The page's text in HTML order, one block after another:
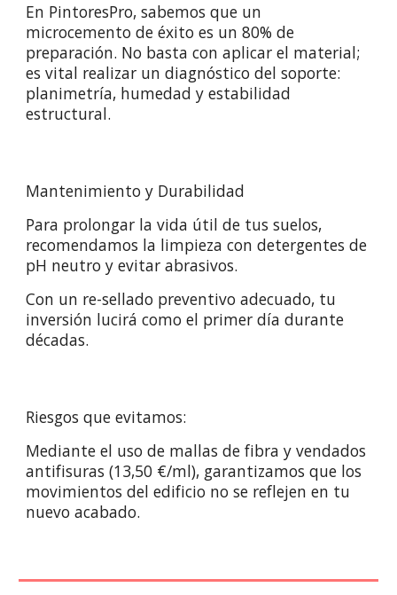
En PintoresPro, sabemos que un
microcemento de éxito es un 80% de
preparación. No basta con aplicar el material;
es vital realizar un diagnóstico del soporte:
planimetría, humedad y estabilidad
estructural.
Mantenimiento y Durabilidad
Para prolongar la vida útil de tus suelos,
recomendamos la limpieza con detergentes de
pH neutro y evitar abrasivos.
Con un re-sellado preventivo adecuado, tu
inversión lucirá como el primer día durante
décadas.
Riesgos que evitamos:
Mediante el uso de mallas de fibra y vendados
antifisuras (13,50 €/ml), garantizamos que los
movimientos del edificio no se reflejen en tu
nuevo acabado.